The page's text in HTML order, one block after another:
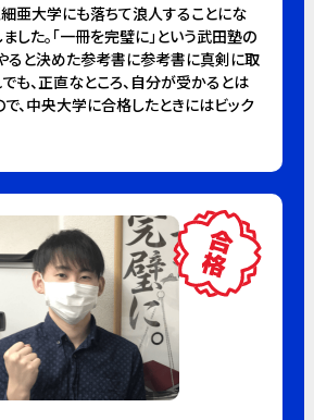
亜大学にも落ちて浪人することにな
した。「一冊を完璧に」という武田塾の
やると決めた参考書に参考書に真剣に取
も、正直なところ、自分が受かるとは
、中央大学に合格したときにはビック